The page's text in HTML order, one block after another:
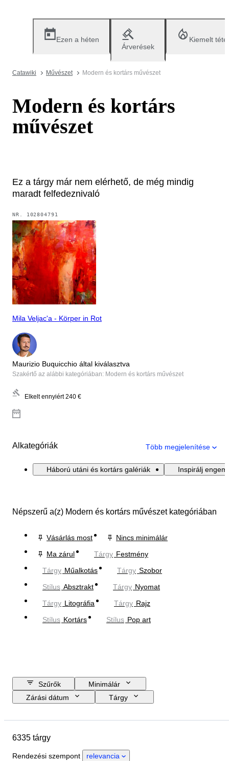
Ezen a héten
Árverések
Kiemelt
Catawiki Művészet Modern és kortárs művészet
Modern és kortárs
művészet
Ez a tárgy már nem elérhető, de még mindig
maradt felfedeznivaló
NR. 102804791
Mila Veljac'a - Körper in Rot
Maurizio Buquicchio által kiválasztva
Szakértő az alábbi kategóriában: Modern és kortárs művészet
Elkelt ennyiért 240 €
Alkategóriák Több megjelenítése
Háború utáni és kortárs galériák Inspirálj engem
Népszerű a(z) Modern és kortárs művészet kategóriában
Vásárlás most
Nincs minimálár
Ma zárul
Tárgy Festmény
Tárgy Műalkotás Tárgy Szobor
Stílus Absztrakt Tárgy Nyomat
Tárgy Litográfia Tárgy Rajz
Stílus Kortárs Stílus Pop art
Szűrők
Minimálár
Zárási dátum
Tárgy
Téma
Eladta
6335 tárgy
Rendezési szempont relevancia